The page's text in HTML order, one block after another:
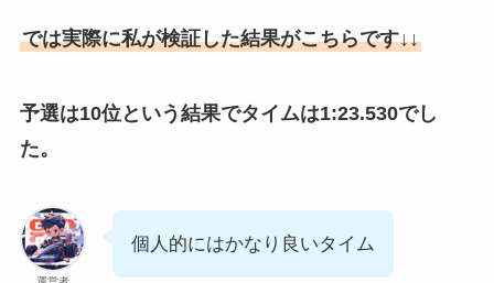
では実際に私が検証した結果がこちらです↓↓
予選は10位という結果でタイムは1:23.530でし
た。
個人的にはかなり良いタイム